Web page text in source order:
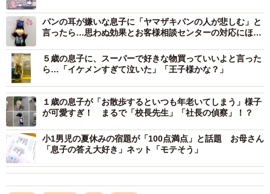
パンの耳が嫌いな息子に「ヤマザキパンの人が悲しむ」と
言ったら…思わぬ効果とお客様相談センターの対応にほっ
５歳の息子に、スーパーで好きな物買っていいよと言った
ら…「イケメンすぎて泣いた」「王子様かな？」
１歳の息子が「お散歩するといつも年老いてしまう」様子
が可愛すぎ！ まるで「校長先生」「社長の偵察」！？
小1男児の夏休みの宿題が「100点満点」と話題 お母さん
「息子の答え大好き」ネット「モテそう」